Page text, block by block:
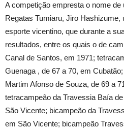
A competição empresta o nome de
Regatas Tumiaru, Jiro
esporte vicentino, que durante a
resultados, entre os quais o de
Canal de Santos, em 1971;
Guenaga , de 67 a 70, em
Martim Afonso de Souza, de 69 a
tetracampeão da Travessia Baía
São Vicente; bicampeão da
em São Vicente; bicampeão